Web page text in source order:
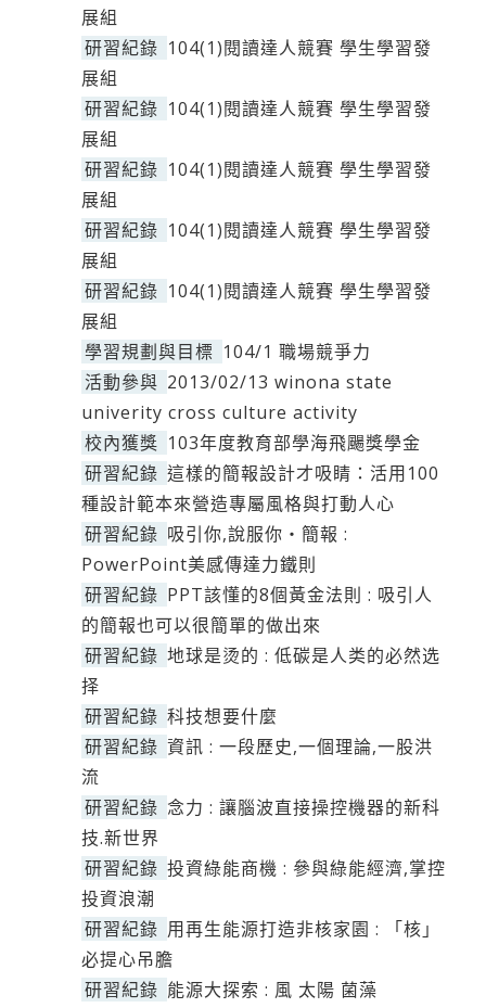
展組
研習紀錄 104(1)閱讀達人競賽 學生學習發
展組
研習紀錄 104(1)閱讀達人競賽 學生學習發
展組
研習紀錄 104(1)閱讀達人競賽 學生學習發
展組
研習紀錄 104(1)閱讀達人競賽 學生學習發
展組
研習紀錄 104(1)閱讀達人競賽 學生學習發
展組
學習規劃與目標 104/1 職場競爭力
活動參與 2013/02/13 winona state
univerity cross culture activity
校內獲獎 103年度教育部學海飛颺獎學金
研習紀錄 這樣的簡報設計才吸睛：活用100
種設計範本來營造專屬風格與打動人心
研習紀錄 吸引你,說服你‧簡報 :
PowerPoint美感傳達力鐵則
研習紀錄 PPT該懂的8個黃金法則 : 吸引人
的簡報也可以很簡單的做出來
研習紀錄 地球是烫的 : 低碳是人类的必然选
择
研習紀錄 科技想要什麼
研習紀錄 資訊 : 一段歷史,一個理論,一股洪
流
研習紀錄 念力 : 讓腦波直接操控機器的新科
技.新世界
研習紀錄 投資綠能商機 : 參與綠能經濟,掌控
投資浪潮
研習紀錄 用再生能源打造非核家園 : 「核」
必提心吊膽
研習紀錄 能源大探索 : 風 太陽 菌藻